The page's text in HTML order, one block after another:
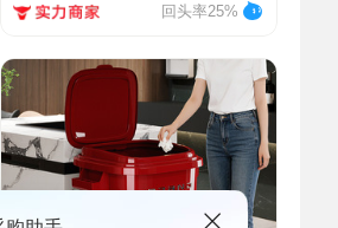
回头率25%